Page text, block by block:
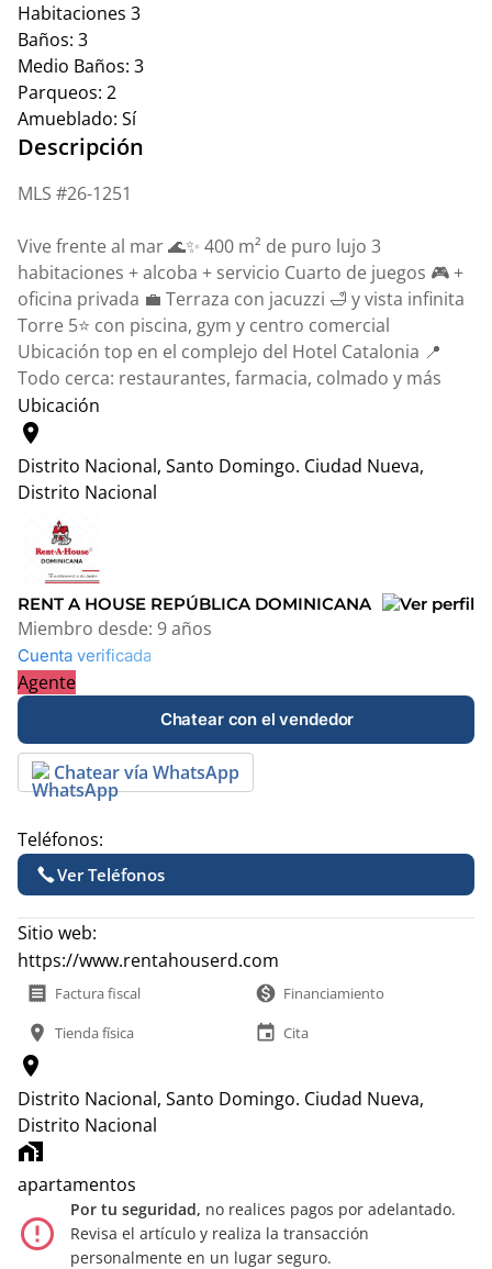
Habitaciones 3
Baños: 3
Medio Baños: 3
Parqueos: 2
Amueblado: Sí
Descripción
MLS #26-1251
Vive frente al mar 🌊✨ 400 m² de puro lujo 3
habitaciones + alcoba + servicio Cuarto de juegos 🎮 +
oficina privada 💼 Terraza con jacuzzi 🛁 y vista infinita
Torre 5⭐ con piscina, gym y centro comercial
Ubicación top en el complejo del Hotel Catalonia 📍
Todo cerca: restaurantes, farmacia, colmado y más
Ubicación
location_on
Distrito Nacional, Santo Domingo. Ciudad Nueva,
Distrito Nacional
+
−
RENT A HOUSE REPÚBLICA DOMINICANA
Miembro desde: 9 años
Cuenta verificada
Agente
Chatear con el vendedor
Chatear vía WhatsApp
Teléfonos:
Ver Teléfonos
Sitio web:
https://www.rentahouserd.com
receipt Factura fiscal monetization_on Financiamiento
location_on Tienda física event Cita
location_on
Distrito Nacional, Santo Domingo. Ciudad Nueva,
Distrito Nacional
home_work
apartamentos
error_outline
Por tu seguridad, no realices pagos por adelantado.
Revisa el artículo y realiza la transacción
personalmente en un lugar seguro.